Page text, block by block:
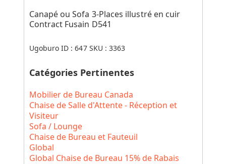
Canapé ou Sofa 3-Places illustré en cuir
Contract Fusain D541
Ugoburo ID :647 SKU :3363
Catégories Pertinentes
Mobilier de Bureau Canada
Chaise de Salle d'Attente - Réception et
Visiteur
Sofa / Lounge
Chaise de Bureau et Fauteuil
Global
Global Chaise de Bureau 15% de Rabais